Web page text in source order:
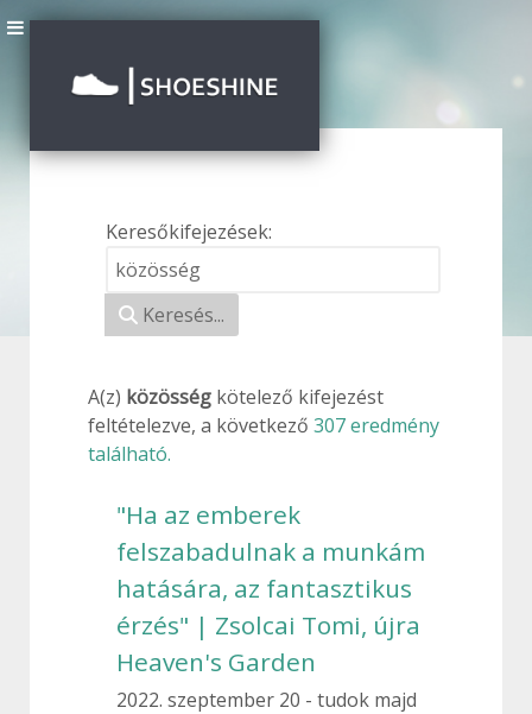
Keresési űrlap
Keresőkifejezések:
Keresés...
A(z) közösség kötelező kifejezést
feltételezve, a következő 307 eredmény
található.
"Ha az emberek
felszabadulnak a munkám
hatására, az fantasztikus
érzés" | Zsolcai Tomi, újra
Heaven's Garden
2022. szeptember 20
tudok majd